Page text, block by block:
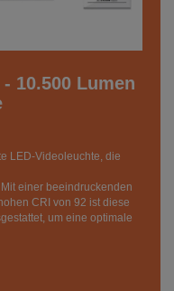
10.500 Lumen
LED-Videoleuchte, die
einer beeindruckenden
CRI von 92 ist diese
um eine optimale